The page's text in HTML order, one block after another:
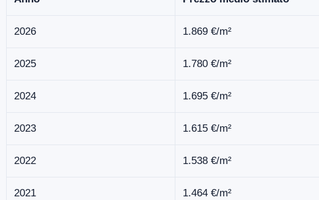
2026 1.869 €/m²
2025 1.780 €/m²
2024 1.695 €/m²
2023 1.615 €/m²
2022 1.538 €/m²
2021 1.464 €/m²